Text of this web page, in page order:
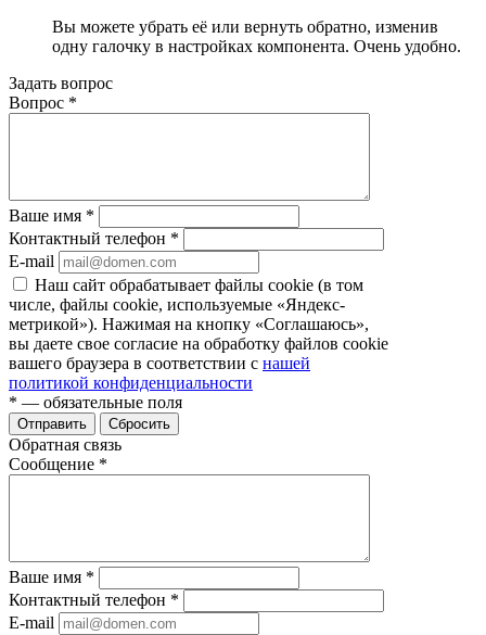
Вы можете убрать её или вернуть обратно, изменив
одну галочку в настройках компонента. Очень удобно.
Задать вопрос
Вопрос *
Ваше имя *
Контактный телефон *
E-mail
Наш сайт обрабатывает файлы cookie (в том
числе, файлы cookie, используемые «Яндекс-
метрикой»). Нажимая на кнопку «Соглашаюсь»,
вы даете свое согласие на обработку файлов cookie
вашего браузера в соответствии с нашей
политикой конфиденциальности
* — обязательные поля
Отправить Сбросить
Обратная связь
Сообщение *
Ваше имя *
Контактный телефон *
E-mail